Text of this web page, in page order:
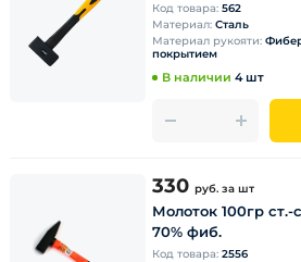
Код товара: 562
Материал: Сталь
Материал рукояти:
покрытием
В наличии 4 шт
330 руб. за шт
Молоток 100гр ст.-
70% фиб.
Код товара: 2556